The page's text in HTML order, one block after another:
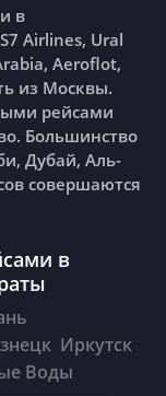
в
Airlines, Ural
Aeroflot,
из Москвы.
рейсами
Большинство
Дубай, Аль-
совершаются
в
Иркутск
Воды